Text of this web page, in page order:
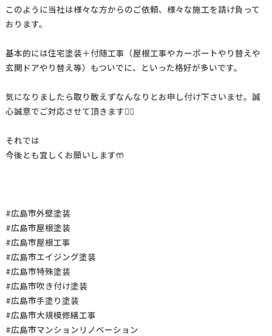
このように当社は様々な方からのご依頼、様々な施工を請け負って
おります。
基本的には住宅塗装＋付随工事（屋根工事やカーポートやり替えや
玄関ドアやり替え等）もついでに、といった格好が多いです。
気になりましたら取り敢えずなんなりとお申し付け下さいませ。誠
心誠意でご対応させて頂きます🙇‍♂️
それでは
今後とも宜しくお願いします🤲
#広島市外壁塗装
#広島市屋根塗装
#広島市屋根工事
#広島市エイジング塗装
#広島市特殊塗装
#広島市吹き付け塗装
#広島市手塗り塗装
#広島市大規模修繕工事
#広島市マンションリノベーション